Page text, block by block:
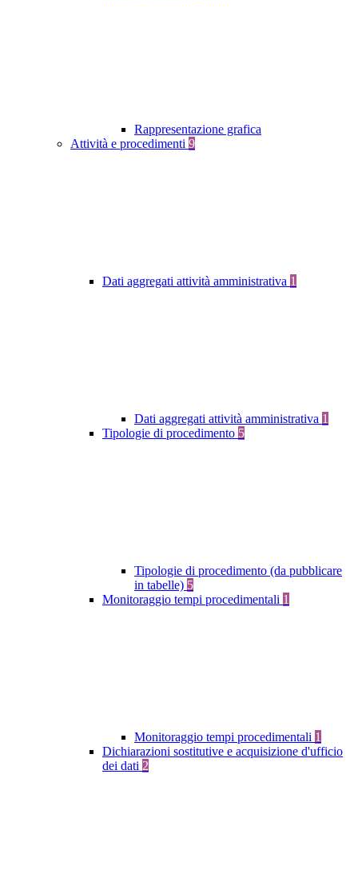
Rappresentazione grafica
Attività e procedimenti 9
Dati aggregati attività amministrativa 1
Dati aggregati attività amministrativa 1
Tipologie di procedimento 5
Tipologie di procedimento (da pubblicare
in tabelle) 5
Monitoraggio tempi procedimentali 1
Monitoraggio tempi procedimentali 1
Dichiarazioni sostitutive e acquisizione d'ufficio
dei dati 2